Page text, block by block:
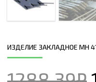
ИЗДЕЛИЕ ЗАКЛАДНОЕ МН